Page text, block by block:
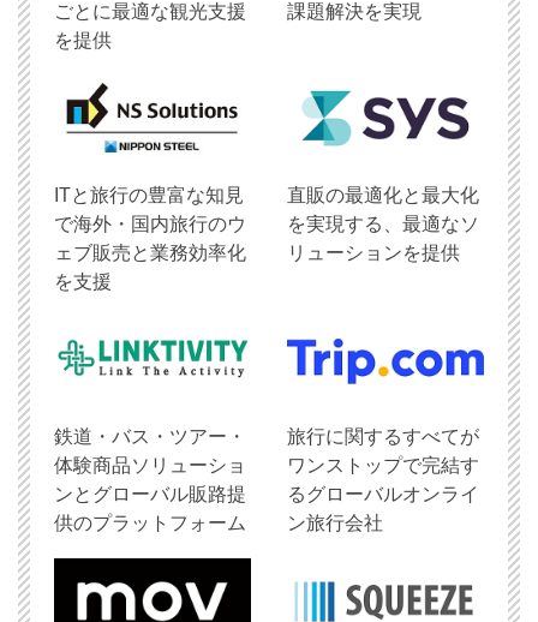
ごとに最適な観光支援
を提供
課題解決を実現
ITと旅行の豊富な知見
で海外・国内旅行のウ
ェブ販売と業務効率化
を支援
直販の最適化と最大化
を実現する、最適なソ
リューションを提供
鉄道・バス・ツアー・
体験商品ソリューショ
ンとグローバル販路提
供のプラットフォーム
旅行に関するすべてが
ワンストップで完結す
るグローバルオンライ
ン旅行会社